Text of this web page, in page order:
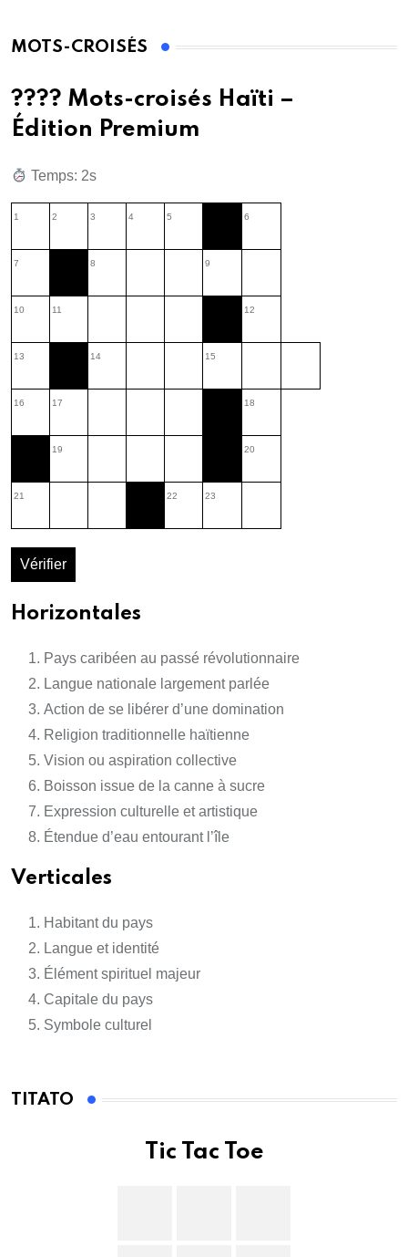
MOTS-CROISÉS
???? Mots-croisés Haïti –
Édition Premium
Temps: 2s
1 2 3 4 5 6
7 8 9
10 11 12
13 14 15
16 17 18
19 20
21 22 23
Vérifier
Horizontales
Pays caribéen au passé révolutionnaire
Langue nationale largement parlée
Action de se libérer d’une domination
Religion traditionnelle haïtienne
Vision ou aspiration collective
Boisson issue de la canne à sucre
Expression culturelle et artistique
Étendue d’eau entourant l’île
Verticales
Habitant du pays
Langue et identité
Élément spirituel majeur
Capitale du pays
Symbole culturel
TITATO
Tic Tac Toe